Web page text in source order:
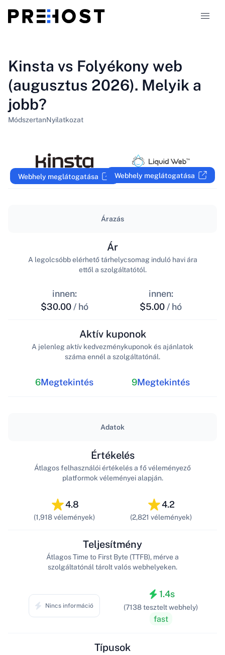
Összehasonlítások
Kuponok
HU
Kinsta vs Folyékony web
(augusztus 2026). Melyik a
jobb?
MódszertanNyilatkozat
Webhely meglátogatása Webhely meglátogatása
Árazás
innen:
$30.00 / hó
Ár
A legolcsóbb elérhető tárhelycsomag induló havi ára
ettől a szolgáltatótól.
innen:
$5.00 / hó
6Megtekintés
Aktív kuponok
A jelenleg aktív kedvezménykuponok és ajánlatok
száma ennél a szolgáltatónál.
9Megtekintés
Adatok
4.8
(1,918 vélemények)
Értékelés
Átlagos felhasználói értékelés a fő véleményező
platformok véleményei alapján.
4.2
(2,821 vélemények)
Nincs információ
Teljesítmény
Átlagos Time to First Byte (TTFB), mérve a
szolgáltatónál tárolt valós webhelyeken.
1.4s
(7138 tesztelt webhely)
fast
Típusok